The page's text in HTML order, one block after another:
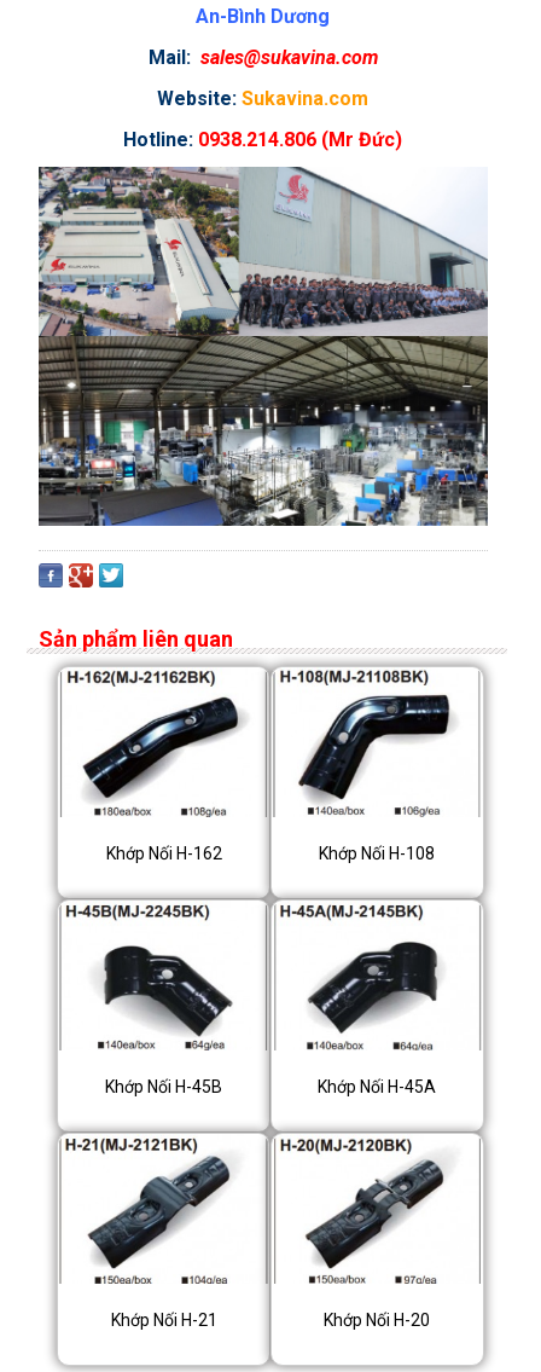
An-Bình Dương
Mail: sales@sukavina.com
Website: Sukavina.com
Hotline: 0938.214.806 (Mr Đức)
Sản phẩm liên quan
Khớp Nối H-162 Khớp Nối H-108
Khớp Nối H-45B Khớp Nối H-45A
Khớp Nối H-21 Khớp Nối H-20